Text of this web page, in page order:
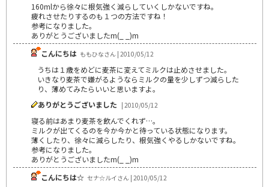
160mlから徐々に根気強く減らしていくしかないですね。
疲れさせたりするのも１つの方法ですね！
参考になりました。
ありがとうございましたm(_ _)m
こんにちは ももひなさん | 2010/05/12
うちは１歳をめどに麦茶に変えてミルクは止めさせました。
いきなり麦茶で嫌がるようならミルクの量を少しずつ減らした
り、薄めてみたらいいと思いますよ。
ありがとうございました | 2010/05/12
寝る前はあまり麦茶を飲んでくれず…。
ミルクが出てくるのを今か今かと待っている状態になります。
薄くしたり、徐々に減らしたり、根気強くやるしかないですね。
参考になりました。
ありがとうございましたm(_ _)m
こんにちは☆ セナ☆ルイさん | 2010/05/12